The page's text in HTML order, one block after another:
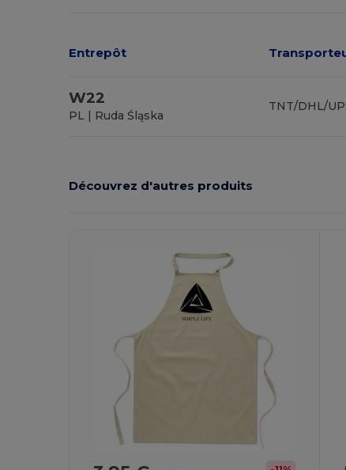
Entrepôt
W22
PL | Ruda Śląska
TNT/DHL/
Découvrez d'autres produits
Personnalisez-